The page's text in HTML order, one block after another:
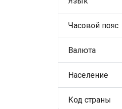
Часовой пояс
Валюта
Население
Код страны